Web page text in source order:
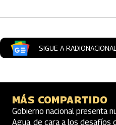
SIGUE A
MÁS COMPARTIDO
Gobierno nacional presenta
Agua, de cara a los desafíos